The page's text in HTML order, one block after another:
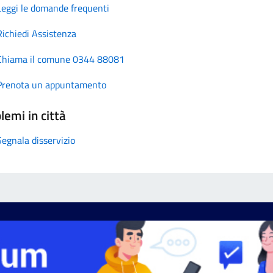
le domande frequenti
Assistenza
il comune 0344 88081
un appuntamento
in città
disservizio